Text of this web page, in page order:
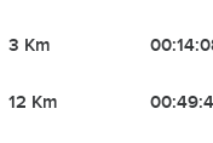
3 Km
12 Km